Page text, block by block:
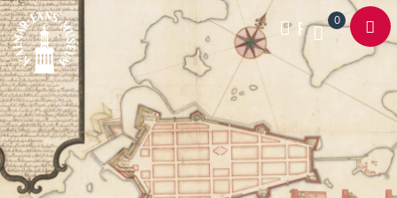
PausaVarukorg
0
Meny